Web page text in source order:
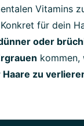
Vitamins
für dein
oder
kommen,
Haare zu